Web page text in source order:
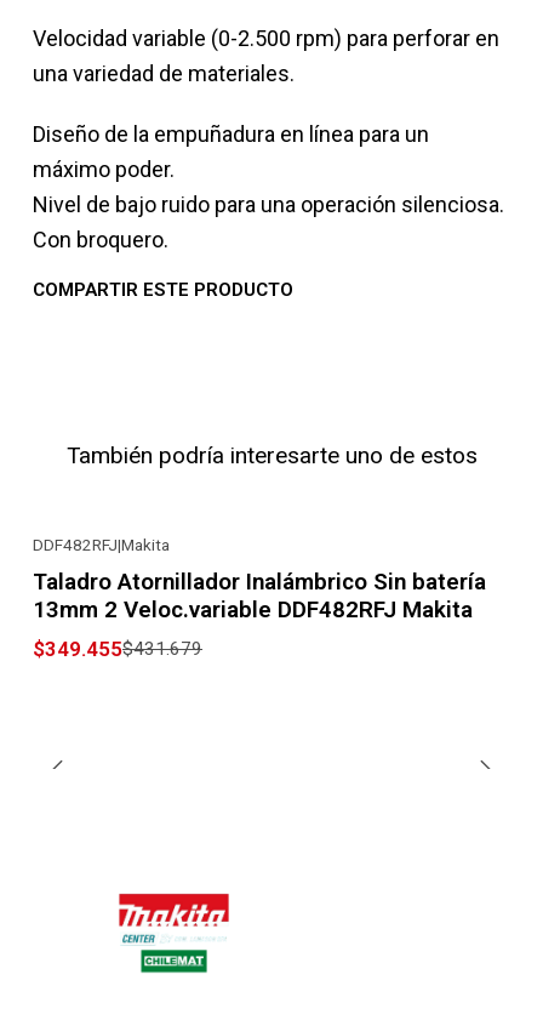
Velocidad variable (0-2.500 rpm) para perforar en
una variedad de materiales.
Diseño de la empuñadura en línea para un
máximo poder.
Nivel de bajo ruido para una operación silenciosa.
Con broquero.
COMPARTIR ESTE PRODUCTO
También podría interesarte uno de estos
DDF482RFJ|Makita
Taladro Atornillador Inalámbrico Sin batería
13mm 2 Veloc.variable DDF482RFJ Makita
$349.455$431.679